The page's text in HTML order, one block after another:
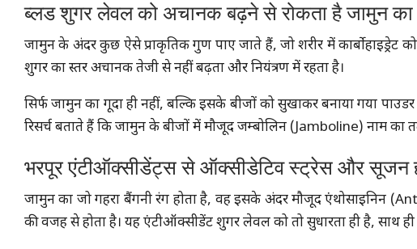
ब्लड शुगर लेवल को अचानक बढ़ने से रोकता है जामुन
जामुन के अंदर कुछ ऐसे प्राकृतिक गुण पाए जाते हैं, जो शरीर में
शुगर का स्तर अचानक तेजी से नहीं बढ़ता और नियंत्रण में रहता है।
सिर्फ जामुन का गूदा ही नहीं, बल्कि इसके बीजों को सुखाकर बनाया गया
रिसर्च बताते हैं कि जामुन के बीजों में मौजूद जम्बोलिन (Jamboline) नाम
भरपूर एंटीऑक्सीडेंट्स से ऑक्सीडेटिव स्ट्रेस और सूजन
जामुन का जो गहरा बैंगनी रंग होता है, वह इसके अंदर मौजूद एंथोसाइनिन
की वजह से होता है। यह एंटीऑक्सीडेंट शुगर लेवल को तो सुधारता ही है, साथ ही